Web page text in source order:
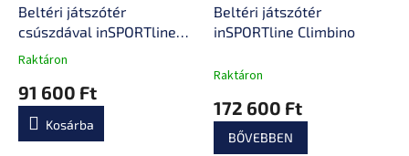
Beltéri játszótér
csúszdával inSPORTline
Piratino
A
átlagos
értékelése
Raktáron
91 600 Ft
Kosárba
Beltéri játszótér
inSPORTline Climbino
Raktáron
172 600 Ft
BŐVEBBEN